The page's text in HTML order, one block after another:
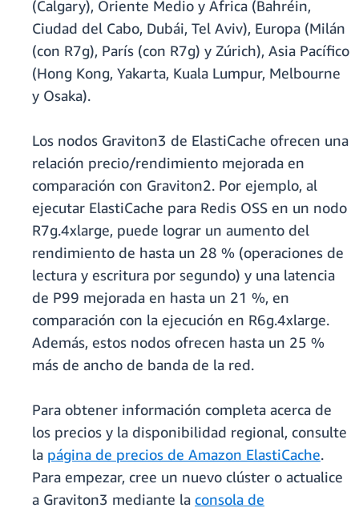
(Calgary), Oriente Medio y África (Bahréin,
Ciudad del Cabo, Dubái, Tel Aviv), Europa (Milán
(con R7g), París (con R7g) y Zúrich), Asia Pacífico
(Hong Kong, Yakarta, Kuala Lumpur, Melbourne
y Osaka).
Los nodos Graviton3 de ElastiCache ofrecen una
relación precio/rendimiento mejorada en
comparación con Graviton2. Por ejemplo, al
ejecutar ElastiCache para Redis OSS en un nodo
R7g.4xlarge, puede lograr un aumento del
rendimiento de hasta un 28 % (operaciones de
lectura y escritura por segundo) y una latencia
de P99 mejorada en hasta un 21 %, en
comparación con la ejecución en R6g.4xlarge.
Además, estos nodos ofrecen hasta un 25 %
más de ancho de banda de la red.
Para obtener información completa acerca de
los precios y la disponibilidad regional, consulte
la página de precios de Amazon ElastiCache.
Para empezar, cree un nuevo clúster o actualice
a Graviton3 mediante la consola de